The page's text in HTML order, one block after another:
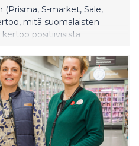
S-market, Sale,
mitä suomalaisten
positiivisista
ostamisen
suomalaisten
selkeitä
tunnistettiin